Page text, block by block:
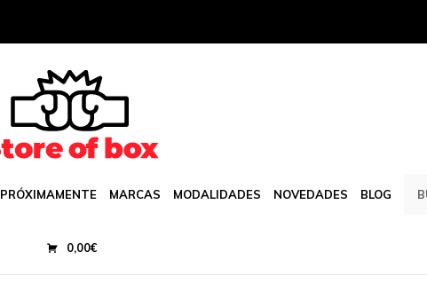
PRÓXIMAMENTE MARCAS MODALIDADES NOVEDADES BLOG
0,00€